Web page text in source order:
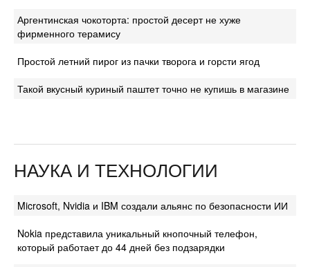
Аргентинская чокоторта: простой десерт не хуже
фирменного терамису
Простой летний пирог из пачки творога и горсти ягод
Такой вкусный куриный паштет точно не купишь в магазине
НАУКА И ТЕХНОЛОГИИ
Microsoft, Nvidia и IBM создали альянс по безопасности ИИ
Nokia представила уникальный кнопочный телефон,
который работает до 44 дней без подзарядки